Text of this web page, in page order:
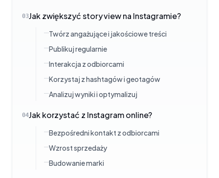
03Jak zwiększyć story view na Instagramie?
Twórz angażujące i jakościowe treści
Publikuj regularnie
Interakcja z odbiorcami
Korzystaj z hashtagów i geotagów
Analizuj wyniki i optymalizuj
04Jak korzystać z Instagram online?
Bezpośredni kontakt z odbiorcami
Wzrost sprzedaży
Budowanie marki